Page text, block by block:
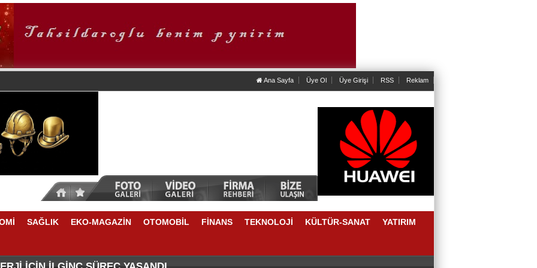
Ana Sayfa Üye Ol Üye Girişi RSS Reklam
SAĞLIK EKO-MAGAZİN OTOMOBİL FİNANS TEKNOLOJİ KÜLTÜR-SANAT YATIRIM
NELER VAR
YÜKSELME VAR